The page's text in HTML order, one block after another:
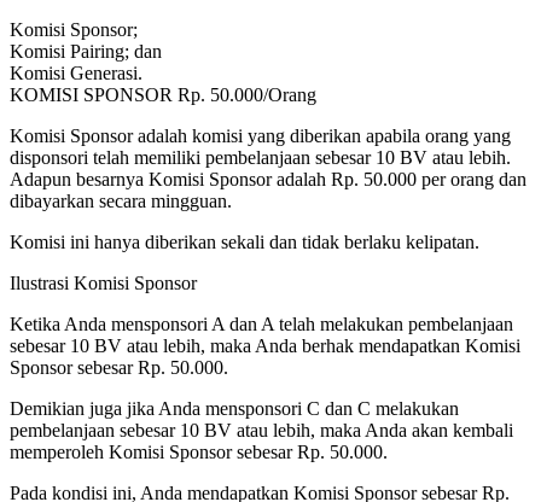
Komisi Sponsor;
Komisi Pairing; dan
Komisi Generasi.
KOMISI SPONSOR Rp. 50.000/Orang
Komisi Sponsor adalah komisi yang diberikan apabila orang yang
disponsori telah memiliki pembelanjaan sebesar 10 BV atau lebih.
Adapun besarnya Komisi Sponsor adalah Rp. 50.000 per orang dan
dibayarkan secara mingguan.
Komisi ini hanya diberikan sekali dan tidak berlaku kelipatan.
Ilustrasi Komisi Sponsor
Ketika Anda mensponsori A dan A telah melakukan pembelanjaan
sebesar 10 BV atau lebih, maka Anda berhak mendapatkan Komisi
Sponsor sebesar Rp. 50.000.
Demikian juga jika Anda mensponsori C dan C melakukan
pembelanjaan sebesar 10 BV atau lebih, maka Anda akan kembali
memperoleh Komisi Sponsor sebesar Rp. 50.000.
Pada kondisi ini, Anda mendapatkan Komisi Sponsor sebesar Rp.